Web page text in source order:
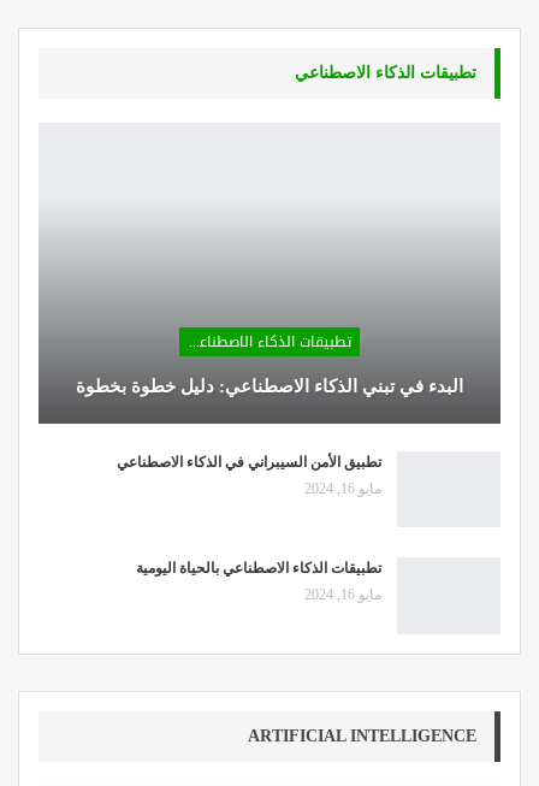
تطبيقات الذكاء الاصطناعي
تطبيقات الذكاء الاصطناعي
البدء في تبني الذكاء الاصطناعي: دليل خطوة بخطوة
تطبيق الأمن السيبراني في الذكاء الاصطناعي
مايو 16, 2024
تطبيقات الذكاء الاصطناعي بالحياة اليومية
مايو 16, 2024
ARTIFICIAL INTELLIGENCE